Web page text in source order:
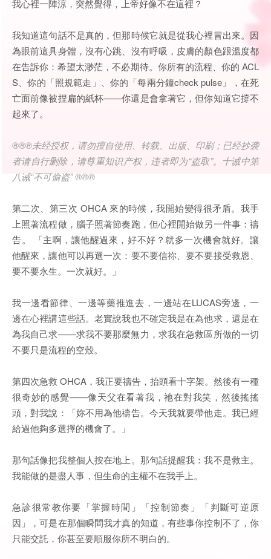
我心裡一陣涼，突然覺得，上帝好像不在這裡？
我知道這句話不是真的，但那時候它就是從我心裡冒出來。因
為眼前這具身體，沒有心跳、沒有呼吸，皮膚的顏色跟溫度都
在告訴你：希望太渺茫，不必期待。你所有的流程、你的 ACL
S、你的「照規範走」、你的「每兩分鐘check pulse」，在死
亡面前像被捏扁的紙杯——你還是會拿著它，但你知道它撐不
起來了。
®®®未经授权，请勿擅自使用、转载、出版、印刷；已经抄袭
者请自行删除，请尊重知识产权，违者即为“盗取”。十诫中第
八诫“不可偷盗” ®®®
第二次、第三次 OHCA 來的時候，我開始變得很矛盾。我手
上照著流程做，腦子照著節奏跑，但心裡開始做另一件事：禱
告。 「主啊，讓他醒過來，好不好？就多一次機會就好。讓
他醒來，讓他可以再選一次：要不要信祢、要不要接受救恩、
要不要永生。一次就好。」
我一邊看節律、一邊等藥推進去，一邊站在LUCAS旁邊，一
邊在心裡講這些話。老實說我也不確定我是在為他求，還是在
為我自己求——求我不要那麼無力，求我在急救區所做的一切
不要只是流程的空殼。
第四次急救 OHCA，我正要禱告，抬頭看十字架。然後有一種
很奇妙的感覺——像天父在看著我，祂在對我笑，然後搖搖
頭，對我說：「妳不用為他禱告。今天我就要帶他走。我已經
給過他夠多選擇的機會了。」
那句話像把我整個人按在地上。那句話提醒我：我不是救主。
我能做的是盡人事，但生命的主權不在我手上。
急診很常教你要「掌握時間」「控制節奏」「判斷可逆原
因」，可是在那個瞬間我才真的知道，有些事你控制不了，你
只能交託，你甚至要順服你所不明白的。